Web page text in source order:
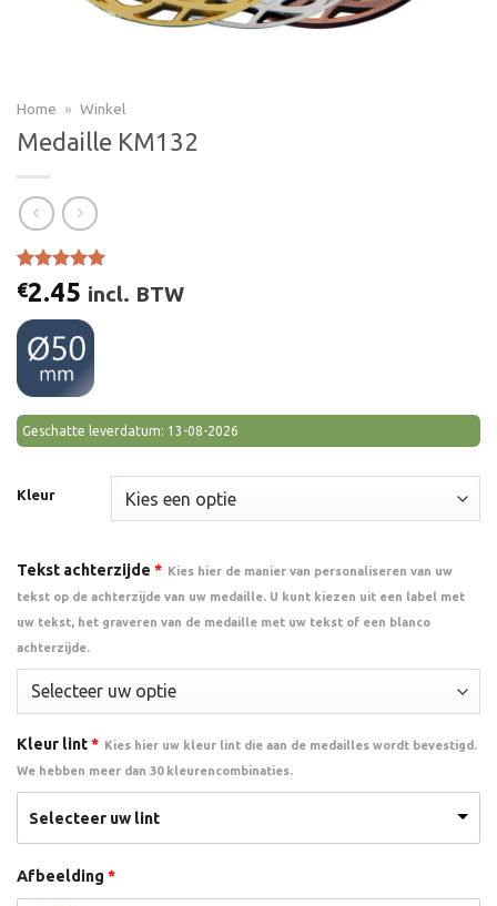
Home » Winkel
Medaille KM132
Gewaardeerd
5.00op 5
gebaseerd
op
1
klant
waardering
€2.45 incl. BTW
Geschatte leverdatum: 13-08-2026
Kleur
Tekst achterzijde * Kies hier de manier van personaliseren van uw
tekst op de achterzijde van uw medaille. U kunt kiezen uit een label met
uw tekst, het graveren van de medaille met uw tekst of een blanco
achterzijde.
Kleur lint* Kies hier uw kleur lint die aan de medailles wordt bevestigd.
We hebben meer dan 30 kleurencombinaties.
Selecteer uw lint
Afbeelding *